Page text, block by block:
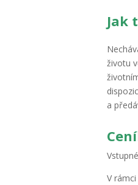
Jak
životu
a
V